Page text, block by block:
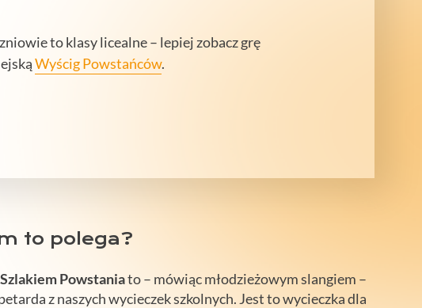
to klasy licealne – lepiej zobacz grę
Wyścig Powstańców.
to polega?
Szlakiem Powstaniato – mówiąc młodzieżowym slangiem –
z naszych wycieczek szkolnych. Jest to wycieczka dla